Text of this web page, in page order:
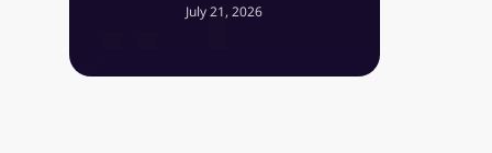
July 21, 2026